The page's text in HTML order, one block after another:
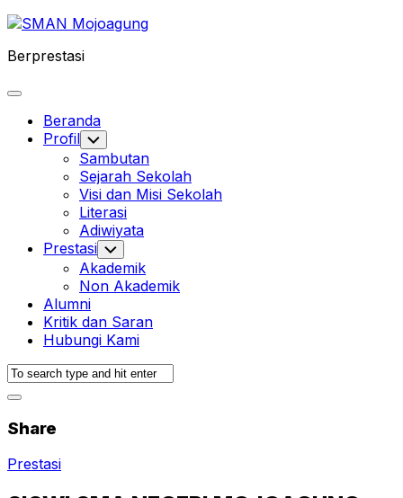
Skip
content
Berprestasi
Expand
Beranda
Profil Toggle
Child
Menu
Sambutan
Sejarah Sekolah
Visi dan Misi Sekolah
Literasi
Adiwiyata
Prestasi Toggle
Child
Menu
Akademik
Non Akademik
Alumni
Kritik dan Saran
Hubungi Kami
Share
Prestasi